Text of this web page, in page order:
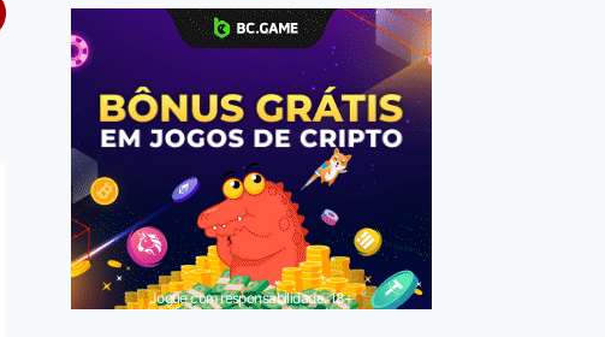
Jogue com responsabilidade. 18+